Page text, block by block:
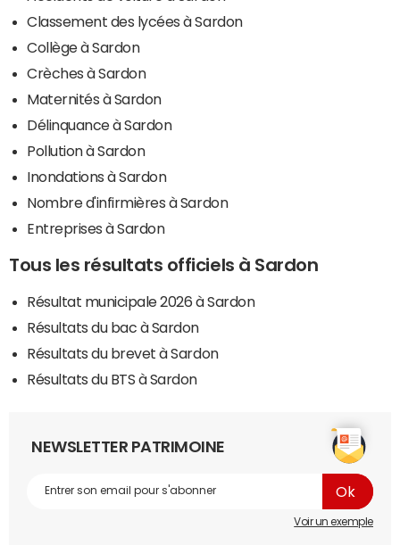
Classement des lycées à Sardon
Collège à Sardon
Crèches à Sardon
Maternités à Sardon
Délinquance à Sardon
Pollution à Sardon
Inondations à Sardon
Nombre d'infirmières à Sardon
Entreprises à Sardon
Tous les résultats officiels à Sardon
Résultat municipale 2026 à Sardon
Résultats du bac à Sardon
Résultats du brevet à Sardon
Résultats du BTS à Sardon
NEWSLETTER PATRIMOINE
Voir un exemple